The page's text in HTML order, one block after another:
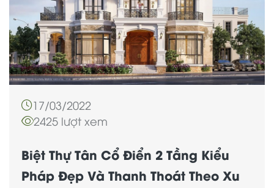
17/03/2022
2425 lượt xem
Biệt Thự Tân Cổ Điển 2 Tầng Kiểu
Pháp Đẹp Và Thanh Thoát Theo Xu